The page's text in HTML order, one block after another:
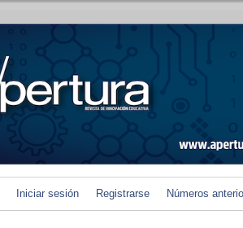
Iniciar sesión Registrarse Números